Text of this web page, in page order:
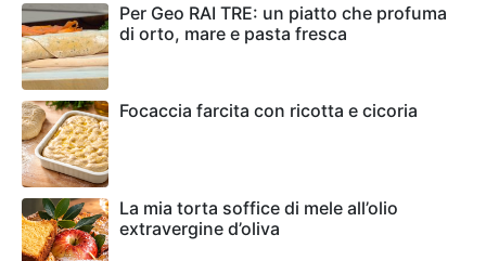
Per Geo RAI TRE: un piatto che profuma
di orto, mare e pasta fresca
Focaccia farcita con ricotta e cicoria
La mia torta soffice di mele all’olio
extravergine d’oliva